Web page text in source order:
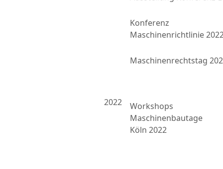
2022
Konferenz
Maschinenrichtlinie
Maschinenrechtstag
Workshops
Maschinenbautage
Köln 2022